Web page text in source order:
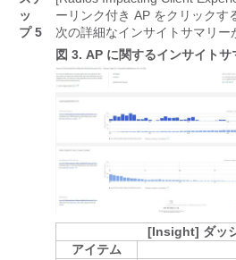
ッ
プ 5
ーリンク付き AP をクリックす
次の詳細なインサイトサマリー
図 3. AP に関するインサイトサ
[Insight] ダッ
アイテム